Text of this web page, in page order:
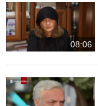
08:06